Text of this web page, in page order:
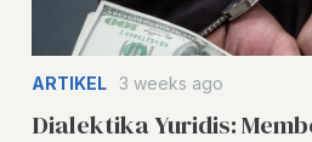
ARTIKEL 3 weeks ago
Dialektika Yuridis: